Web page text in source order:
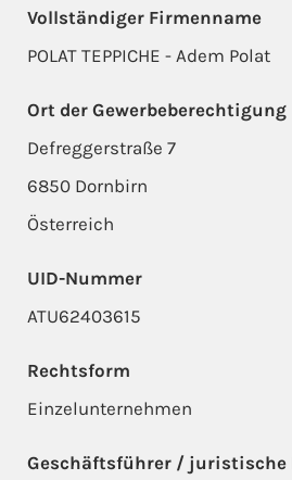
Vollständiger Firmenname
POLAT TEPPICHE - Adem Polat
Ort der Gewerbeberechtigung
Defreggerstraße 7
6850 Dornbirn
Österreich
UID-Nummer
ATU62403615
Rechtsform
Einzelunternehmen
Geschäftsführer / juristische